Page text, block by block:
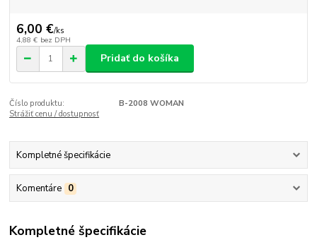
6,00 €/ks
4,88 € bez DPH
Pridať do košíka
Číslo produktu:
B-2008 WOMAN
Strážiť cenu / dostupnosť
Kompletné špecifikácie
Komentáre 0
Kompletné špecifikácie